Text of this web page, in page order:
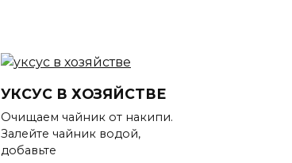
УКСУС В ХОЗЯЙСТВЕ
Очищаем чайник от накипи.
Залейте чайник водой,
добавьте